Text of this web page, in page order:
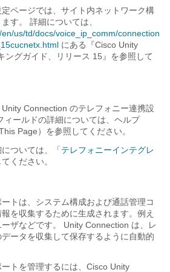
ページでは、サイト内ネットワーク構
す。 詳細については、
us/td/docs/voice_ip_comm/connection
にある『Cisco Unity
ングガイド、リリース 15』を参照して
Connection のテレフォニー連携設
ィールドの詳細については、ヘルプ
Page）を参照してください。
ついては、「 テレフォニーインテグレ
ください。
トは、システム構成および通話管理コ
を収集するために生成されます。例え
ザなどです。 Unity Connection は、レ
ータを収集して保存するように自動的
トを管理するには、Cisco Unity